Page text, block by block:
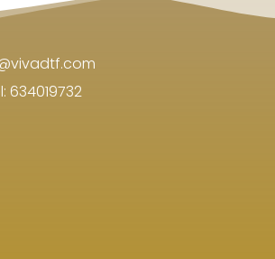
destinados a
especiales. Este
avanzada como los
para obtener
correctamente
trabajo y evitar
634019732